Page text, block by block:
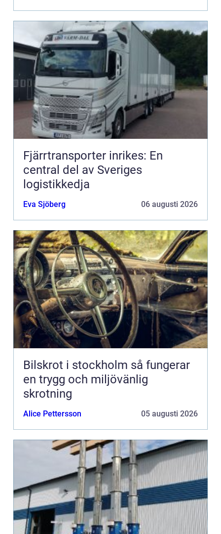
Fjärrtransporter inrikes: En
central del av Sveriges
logistikkedja
Eva Sjöberg 06 augusti 2026
Bilskrot i stockholm så fungerar
en trygg och miljövänlig
skrotning
Alice Pettersson 05 augusti 2026